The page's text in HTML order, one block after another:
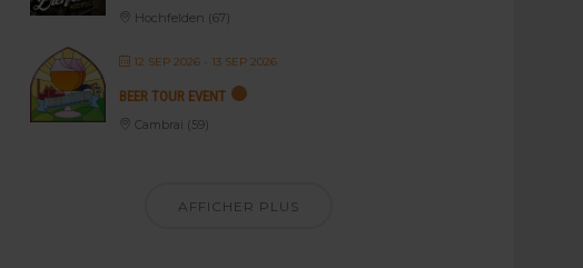
Hochfelden (67)
12 SEP 2026 - 13 SEP 2026
BEER TOUR EVENT
Cambrai (59)
AFFICHER PLUS